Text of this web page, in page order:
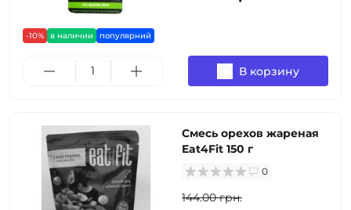
-10% в наличии популярний
В корзину
Cмесь орехов жареная
Eat4Fit 150 г
0
144.00 грн.